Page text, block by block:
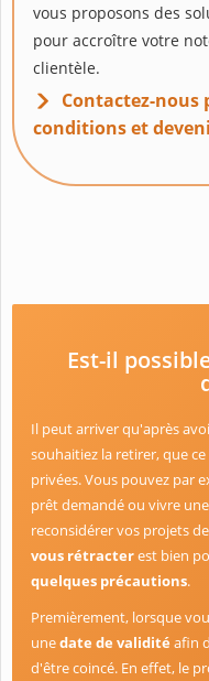
vous proposons des
pour accroître votre
clientèle.
Contactez-
conditions et
Est-il
Il peut arriver qu'après
souhaitiez la retirer, que
privées. Vous pouvez par
prêt demandé ou vivre
reconsidérer vos projets
vous rétracterest bien
quelques précautions.
Premièrement, lorsque
unedate de validité afin
d'être coincé. En effet, le